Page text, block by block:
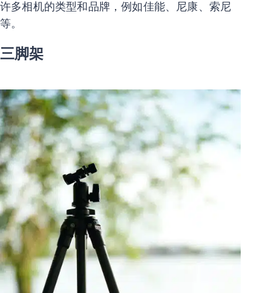
许多相机的类型和品牌，例如佳能、尼康、索尼
等。
三脚架